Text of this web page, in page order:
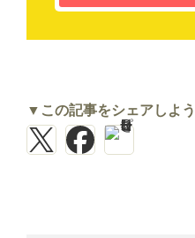
▼この記事をシェアしよう